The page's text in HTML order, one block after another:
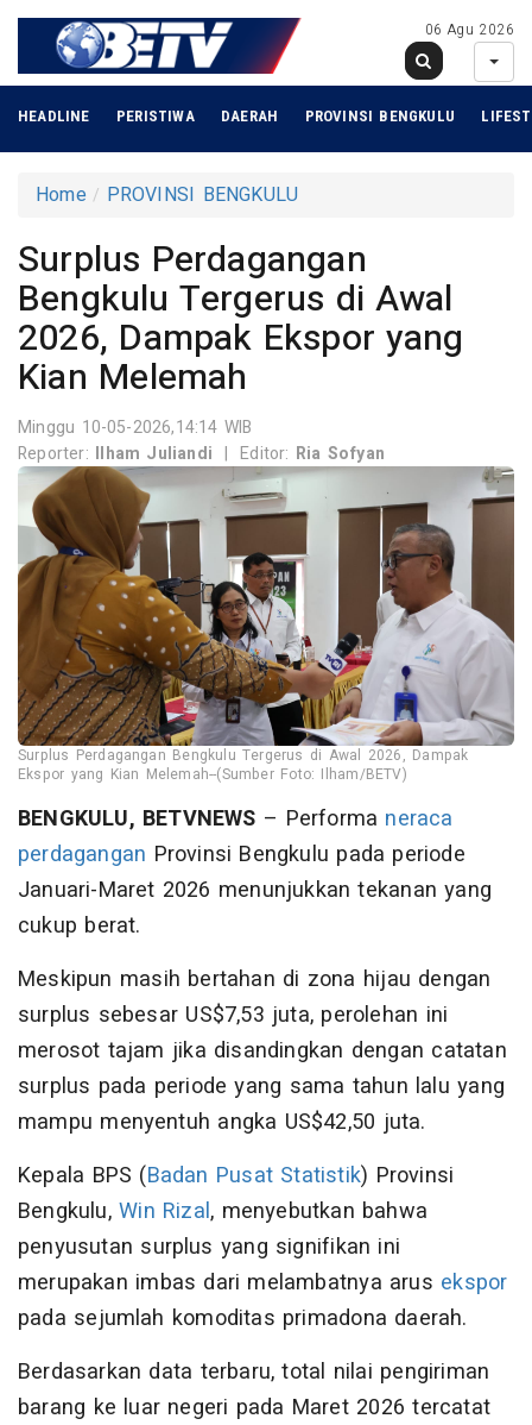
06 Agu 2026
HEADLINE PERISTIWA DAERAH PROVINSI BENGKULU
Home PROVINSI BENGKULU
Surplus Perdagangan
Bengkulu Tergerus di Awal
2026, Dampak Ekspor yang
Kian Melemah
Minggu 10-05-2026,14:14 WIB
Reporter: Ilham Juliandi | Editor: Ria Sofyan
Surplus Perdagangan Bengkulu Tergerus di Awal 2026, Dampak
Ekspor yang Kian Melemah--(Sumber Foto: Ilham/BETV)
BENGKULU, BETVNEWS – Performa neraca
perdagangan Provinsi Bengkulu pada periode
Januari-Maret 2026 menunjukkan tekanan yang
cukup berat.
Meskipun masih bertahan di zona hijau dengan
surplus sebesar US$7,53 juta, perolehan ini
merosot tajam jika disandingkan dengan catatan
surplus pada periode yang sama tahun lalu yang
mampu menyentuh angka US$42,50 juta.
Kepala BPS (Badan Pusat Statistik) Provinsi
Bengkulu,Win Rizal, menyebutkan bahwa
penyusutan surplus yang signifikan ini
merupakan imbas dari melambatnya arus ekspor
pada sejumlah komoditas primadona daerah.
Berdasarkan data terbaru, total nilai pengiriman
barang ke luar negeri pada Maret 2026 tercatat